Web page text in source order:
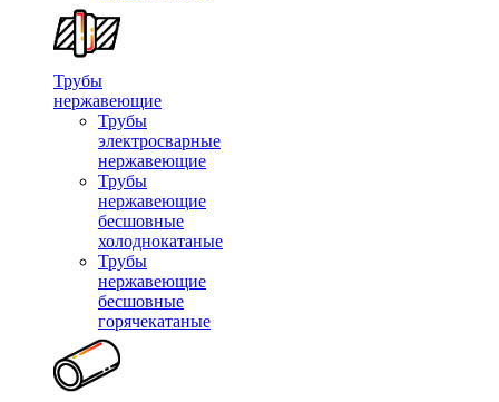
Трубы
нержавеющие
Трубы
электросварные
нержавеющие
Трубы
нержавеющие
бесшовные
холоднокатаные
Трубы
нержавеющие
бесшовные
горячекатаные